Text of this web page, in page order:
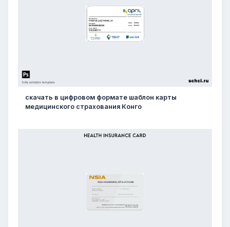
скачать в цифровом формате шаблон карты
медицинского страхования Конго